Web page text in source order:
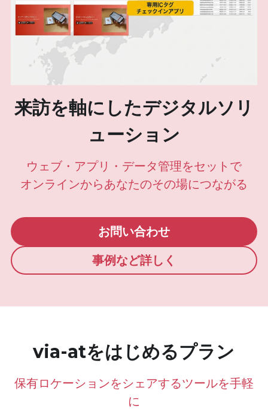
来訪を軸にしたデジタルソリ
ューション
ウェブ・アプリ・データ管理をセットで
オンラインからあなたのその場につながる
お問い合わせ
事例など詳しく
via-atをはじめるプラン
保有ロケーションをシェアするツールを手軽
に